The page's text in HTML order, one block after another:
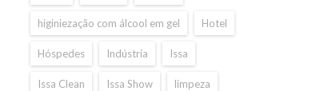
higiniezação com álcool em gel Hotel
Hóspedes Indústria Issa
Issa Clean Issa Show limpeza